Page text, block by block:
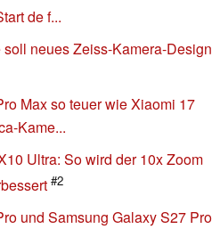
de f...
neues Zeiss-Kamera-Design
Max so teuer wie Xiaomi 17
Kame...
Ultra: So wird der 10x Zoom
#2
und Samsung Galaxy S27 Pro